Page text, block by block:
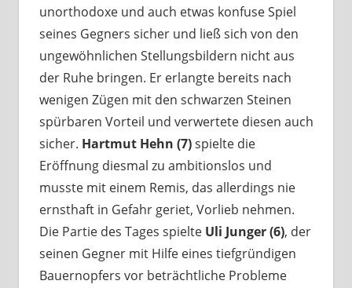
unorthodoxe und auch etwas konfuse Spiel
seines Gegners sicher und ließ sich von den
ungewöhnlichen Stellungsbildern nicht aus
der Ruhe bringen. Er erlangte bereits nach
wenigen Zügen mit den schwarzen Steinen
spürbaren Vorteil und verwertete diesen auch
sicher. Hartmut Hehn (7)spielte die
Eröffnung diesmal zu ambitionslos und
musste mit einem Remis, das allerdings nie
ernsthaft in Gefahr geriet, Vorlieb nehmen.
Die Partie des Tages spielte Uli Junger (6), der
seinen Gegner mit Hilfe eines tiefgründigen
Bauernopfers vor beträchtliche Probleme